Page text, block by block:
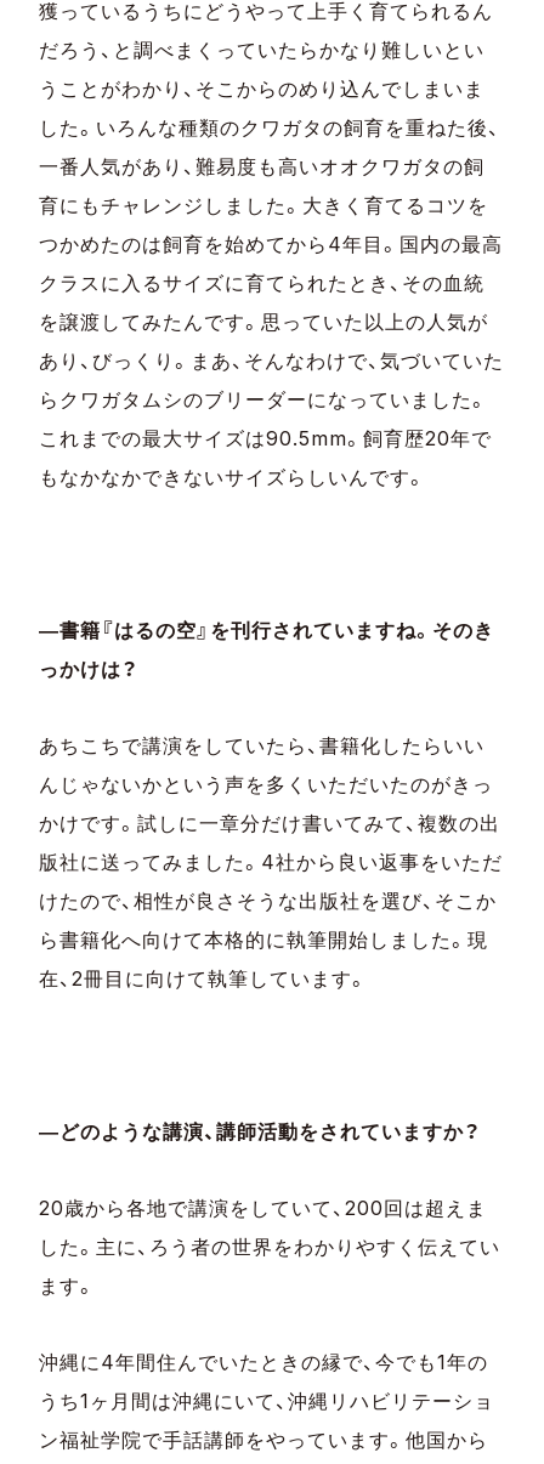
獲っているうちにどうやって上手く育てられるん
だろう、と調べまくっていたらかなり難しいとい
うことがわかり、そこからのめり込んでしまいま
した。いろんな種類のクワガタの飼育を重ねた後、
一番人気があり、難易度も高いオオクワガタの飼
育にもチャレンジしました。大きく育てるコツを
つかめたのは飼育を始めてから4年目。国内の最高
クラスに入るサイズに育てられたとき、その血統
を譲渡してみたんです。思っていた以上の人気が
あり、びっくり。まあ、そんなわけで、気づいていた
らクワガタムシのブリーダーになっていました。
これまでの最大サイズは90.5mm。飼育歴20年で
もなかなかできないサイズらしいんです。
―書籍『はるの空』を刊行されていますね。そのき
っかけは？
あちこちで講演をしていたら、書籍化したらいい
んじゃないかという声を多くいただいたのがきっ
かけです。試しに一章分だけ書いてみて、複数の出
版社に送ってみました。4社から良い返事をいただ
けたので、相性が良さそうな出版社を選び、そこか
ら書籍化へ向けて本格的に執筆開始しました。現
在、2冊目に向けて執筆しています。
―どのような講演、講師活動をされていますか？
20歳から各地で講演をしていて、200回は超えま
した。主に、ろう者の世界をわかりやすく伝えてい
ます。
沖縄に4年間住んでいたときの縁で、今でも1年の
うち1ヶ月間は沖縄にいて、沖縄リハビリテーショ
ン福祉学院で手話講師をやっています。他国から